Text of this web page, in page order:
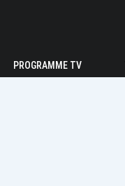
PROGRAMME TV